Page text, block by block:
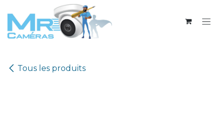
Se rendre au contenu
Tous les produits